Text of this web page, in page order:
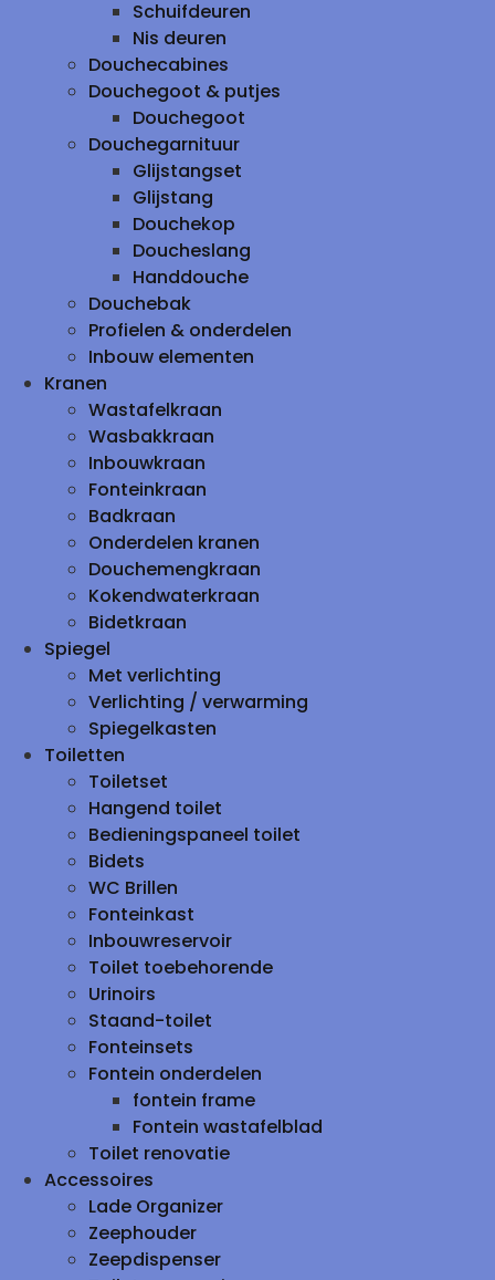
Schuifdeuren
Nis deuren
Douchecabines
Douchegoot & putjes
Douchegoot
Douchegarnituur
Glijstangset
Glijstang
Douchekop
Doucheslang
Handdouche
Douchebak
Profielen & onderdelen
Inbouw elementen
Kranen
Wastafelkraan
Wasbakkraan
Inbouwkraan
Fonteinkraan
Badkraan
Onderdelen kranen
Douchemengkraan
Kokendwaterkraan
Bidetkraan
Spiegel
Met verlichting
Verlichting / verwarming
Spiegelkasten
Toiletten
Toiletset
Hangend toilet
Bedieningspaneel toilet
Bidets
WC Brillen
Fonteinkast
Inbouwreservoir
Toilet toebehorende
Urinoirs
Staand-toilet
Fonteinsets
Fontein onderdelen
fontein frame
Fontein wastafelblad
Toilet renovatie
Accessoires
Lade Organizer
Zeephouder
Zeepdispenser